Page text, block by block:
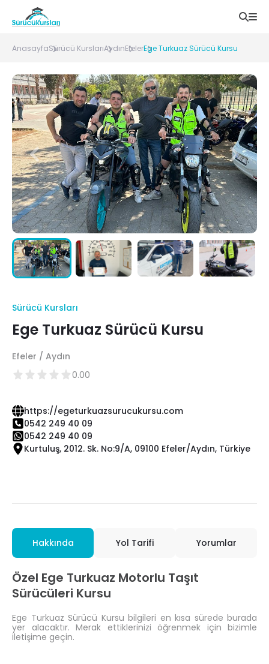
AnasayfaSürücü KurslarıAydınEfelerEge Turkuaz Sürücü Kursu
Sürücü Kursları
Ege Turkuaz Sürücü Kursu
Efeler / Aydın
0.00
https://egeturkuazsurucukursu.com
0542 249 40 09
0542 249 40 09
Kurtuluş, 2012. Sk. No:9/A, 09100 Efeler/Aydın, Türkiye
Hakkında Yol Tarifi Yorumlar
Özel Ege Turkuaz Motorlu Taşıt
Sürücüleri Kursu
Ege Turkuaz Sürücü Kursu bilgileri en kısa sürede burada
yer alacaktır. Merak ettiklerinizi öğrenmek için bizimle
iletişime geçin.